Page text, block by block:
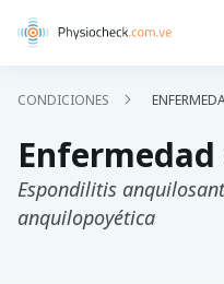
CONDICIONES
Espondilitis
anquilopoyética